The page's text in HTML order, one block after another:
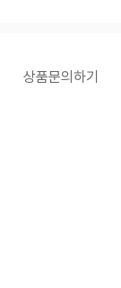
상품문의하기